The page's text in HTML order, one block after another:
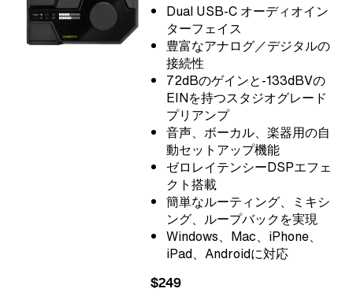
Dual USB-C オーディオイン
ターフェイス
豊富なアナログ／デジタルの
接続性
72dBのゲインと-133dBVの
EINを持つスタジオグレード
プリアンプ
音声、ボーカル、楽器用の自
動セットアップ機能
ゼロレイテンシーDSPエフェ
クト搭載
簡単なルーティング、ミキシ
ング、ループバックを実現
Windows、Mac、iPhone、
iPad、Androidに対応
$249